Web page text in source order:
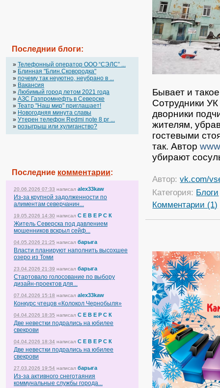
Последнии блоги:
» Телефонный оператор OOO “СЭЛС” ...
» Блинная "Блин.Сковородка"
» почему так неуютно, неубрано в ...
» Вакансия
» Любимый город летом 2021 года
» АЗС Газпромнефть в Северске
» Театр "Наш мир" приглашает!
» Новогодняя минута славы
» Утерен телефон Redmi note 8 pr ...
» розыгрыш или хулиганство?
Последние комментарии:
20.06.2026 07:33 написал alex33kaw
Из-за крупной задолженности по
алиментам северчанин...
19.05.2026 14:30 написал С Е В Е Р С К
Житель Северска под давлением
мошенников вскрыл сейф...
04.05.2026 21:25 написал барыга
Власти планируют наполнить высохшее
озеро из Томи
23.04.2026 21:39 написал барыга
Стартовало голосование по выбору
дизайн-проектов для...
07.04.2026 15:18 написал alex33kaw
Конкурс чтецов «Колокол Чернобыля»
04.04.2026 18:35 написал С Е В Е Р С К
Две невестки подрались на юбилее
свекрови
04.04.2026 18:34 написал С Е В Е Р С К
Две невестки подрались на юбилее
свекрови
27.03.2026 19:54 написал барыга
Из-за активного снеготаяния
коммунальные службы города...
Бывает и
Сотрудники
дворники
жителям,
гостевыми
так.Автор
убирают
Автор:vk.com/
Категория: Блоги
Комментарии (1)